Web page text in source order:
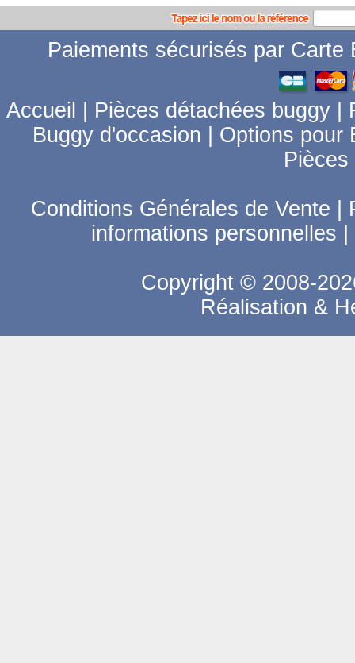
Paiements sécurisés par
Accueil Pièces détachées buggy
Buggy d'occasion
Options pour
Pièces
Conditions Générales de Vente
informations personnelles
Copyright © 2008-
Réalisation &